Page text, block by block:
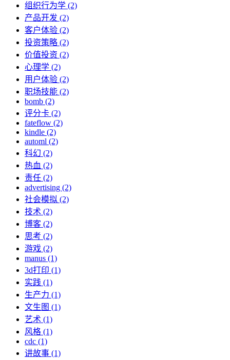
组织行为学 (2)
产品开发 (2)
客户体验 (2)
投资策略 (2)
价值投资 (2)
心理学 (2)
用户体验 (2)
职场技能 (2)
bomb (2)
评分卡 (2)
fateflow (2)
kindle (2)
automl (2)
科幻 (2)
热血 (2)
责任 (2)
advertising (2)
社会模拟 (2)
技术 (2)
博客 (2)
思考 (2)
游戏 (2)
manus (1)
3d打印 (1)
实践 (1)
生产力 (1)
文生图 (1)
艺术 (1)
风格 (1)
cdc (1)
讲故事 (1)